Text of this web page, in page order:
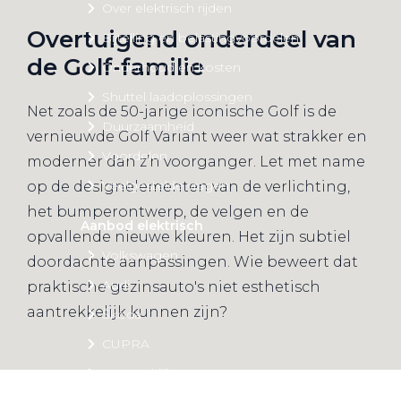
Over elektrisch rijden
Bijtelling en belastingvoordelen
Onderhoud en kosten
Shuttel laadoplossingen
Duurzaamheid
Voordelen
Veelgestelde vragen
Aanbod elektrisch
Volkswagen
Audi
Škoda
CUPRA
VW Bedrijfswagens
Overtuigend onderdeel van
de Golf-familie
Net zoals de 50-jarige iconische Golf is de
vernieuwde Golf Variant weer wat strakker en
moderner dan z’n voorganger. Let met name
op de designelementen van de verlichting,
het bumperontwerp, de velgen en de
opvallende nieuwe kleuren. Het zijn subtiel
doordachte aanpassingen. Wie beweert dat
praktische gezinsauto's niet esthetisch
aantrekkelijk kunnen zijn?